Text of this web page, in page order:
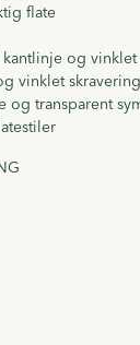
flate
og vinklet
vinklet
og transparent